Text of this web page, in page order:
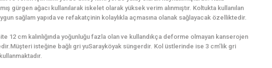
gürgen ağacı kullanılarak iskelet olarak yüksek verim alınmıştır. Koltukta kullanılan
sağlam yapıda ve refakatçinin kolaylıkla açmasına olanak sağlayacak özelliktedir.
12 cm kalınlığında yoğunluğu fazla olan ve kullandıkça deforme olmayan kanserojen
isteğine bağlı gri yuSarayköyak süngerdir. Kol üstlerinde ise 3 cm’lik gri